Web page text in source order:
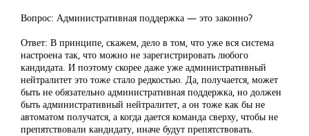
Вопрос: Административная поддержка — это законно?
Ответ: В принципе, скажем, дело в том, что уже вся система
настроена так, что можно не зарегистрировать любого
кандидата. И поэтому скорее даже уже административный
нейтралитет это тоже стало редкостью. Да, получается, может
быть не обязательно административная поддержка, но должен
быть административный нейтралитет, а он тоже как бы не
автоматом получатся, а когда дается команда сверху, чтобы не
препятствовали кандидату, иначе будут препятствовать.